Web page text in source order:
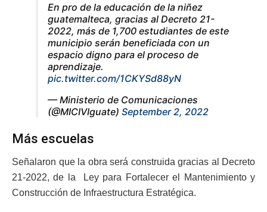
En pro de la educación de la niñez
guatemalteca, gracias al Decreto 21-
2022, más de 1,700 estudiantes de este
municipio serán beneficiada con un
espacio digno para el proceso de
aprendizaje.
pic.twitter.com/1CKYSd88yN
— Ministerio de Comunicaciones
(@MICIVIguate) September 2, 2022
Más escuelas
Señalaron que la obra será construida gracias al Decreto
21-2022, de la Ley para Fortalecer el Mantenimiento y
Construcción de Infraestructura Estratégica.